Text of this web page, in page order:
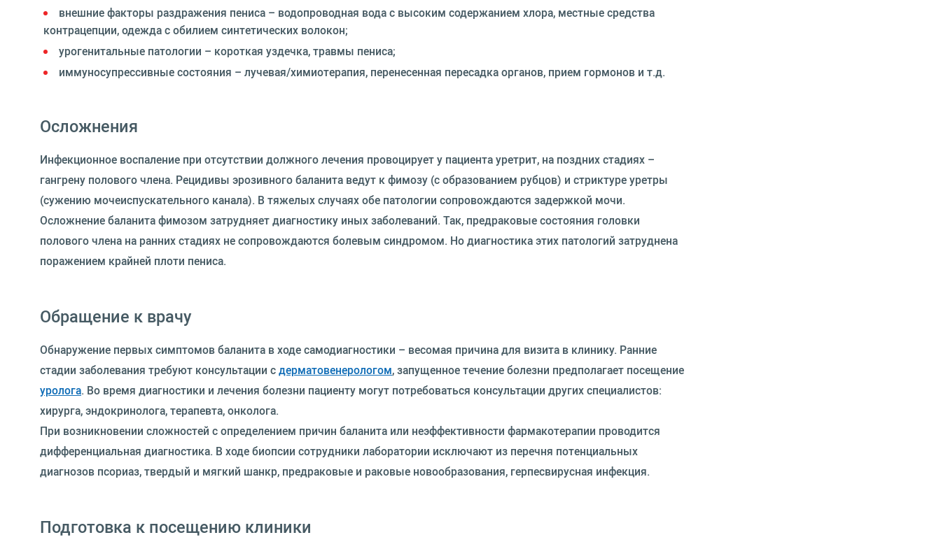
внешние факторы раздражения пениса – водопроводная вода с высоким содержанием хлора, местные средства
контрацепции, одежда с обилием синтетических волокон;
урогенитальные патологии – короткая уздечка, травмы пениса;
иммуносупрессивные состояния – лучевая/химиотерапия, перенесенная пересадка органов, прием гормонов и т.д.
Осложнения
Инфекционное воспаление при отсутствии должного лечения провоцирует у пациента уретрит, на поздних стадиях –
гангрену полового члена. Рецидивы эрозивного баланита ведут к фимозу (с образованием рубцов) и стриктуре уретры
(сужению мочеиспускательного канала). В тяжелых случаях обе патологии сопровождаются задержкой мочи.
Осложнение баланита фимозом затрудняет диагностику иных заболеваний. Так, предраковые состояния головки
полового члена на ранних стадиях не сопровождаются болевым синдромом. Но диагностика этих патологий затруднена
поражением крайней плоти пениса.
Обращение к врачу
Обнаружение первых симптомов баланита в ходе самодиагностики – весомая причина для визита в клинику. Ранние
стадии заболевания требуют консультации сдерматовенерологом, запущенное течение болезни предполагает посещение
уролога. Во время диагностики и лечения болезни пациенту могут потребоваться консультации других специалистов:
хирурга, эндокринолога, терапевта, онколога.
При возникновении сложностей с определением причин баланита или неэффективности фармакотерапии проводится
дифференциальная диагностика. В ходе биопсии сотрудники лаборатории исключают из перечня потенциальных
диагнозов псориаз, твердый и мягкий шанкр, предраковые и раковые новообразования, герпесвирусная инфекция.
Подготовка к посещению клиники